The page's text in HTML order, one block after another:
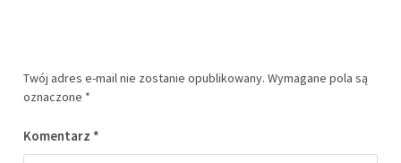
Twój adres e-mail nie zostanie opublikowany. Wymagane pola są
oznaczone *
Komentarz *